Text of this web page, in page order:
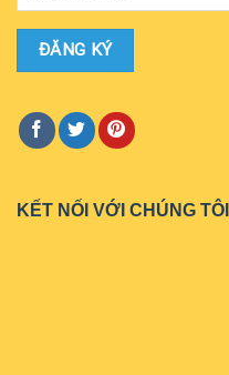
KẾT NỐI VỚI CHÚNG TÔI